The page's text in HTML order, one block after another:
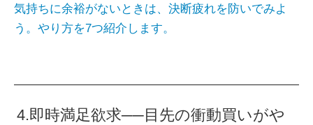
気持ちに余裕がないときは、決断疲れを防いでみよ
う。やり方を7つ紹介します。
4.即時満足欲求──目先の衝動買いがや